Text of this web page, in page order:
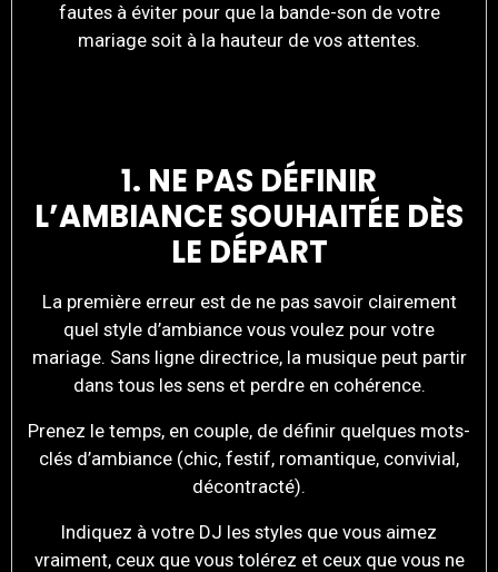
fautes à éviter pour que la bande-son de votre
mariage soit à la hauteur de vos attentes.
1. NE PAS DÉFINIR
L’AMBIANCE SOUHAITÉE DÈS
LE DÉPART
La première erreur est de ne pas savoir clairement
quel style d’ambiance vous voulez pour votre
mariage. Sans ligne directrice, la musique peut partir
dans tous les sens et perdre en cohérence.
Prenez le temps, en couple, de définir quelques mots-
clés d’ambiance (chic, festif, romantique, convivial,
décontracté).
Indiquez à votre DJ les styles que vous aimez
vraiment, ceux que vous tolérez et ceux que vous ne